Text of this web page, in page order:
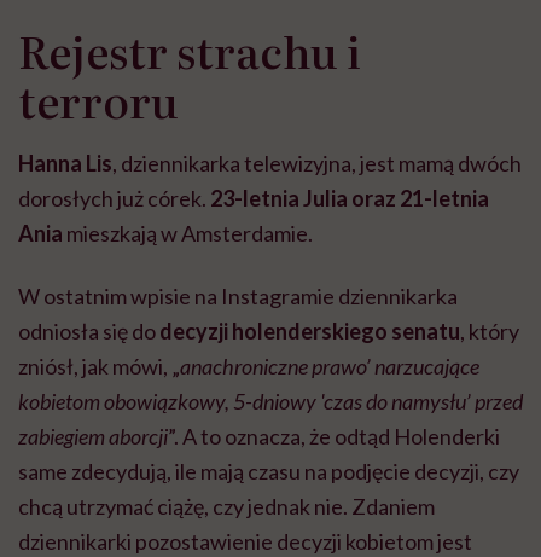
Rejestr strachu i
terroru
Hanna Lis, dziennikarka telewizyjna, jest mamą dwóch
dorosłych już córek. 23-letnia Julia oraz 21-letnia
Ania mieszkają w Amsterdamie.
W ostatnim wpisie na Instagramie dziennikarka
odniosła się dodecyzji holenderskiego senatu, który
zniósł, jak mówi, „anachroniczne prawo’ narzucające
kobietom obowiązkowy, 5-dniowy 'czas do namysłu’ przed
zabiegiem aborcji”. A to oznacza, że odtąd Holenderki
same zdecydują, ile mają czasu na podjęcie decyzji, czy
chcą utrzymać ciążę, czy jednak nie. Zdaniem
dziennikarki pozostawienie decyzji kobietom jest